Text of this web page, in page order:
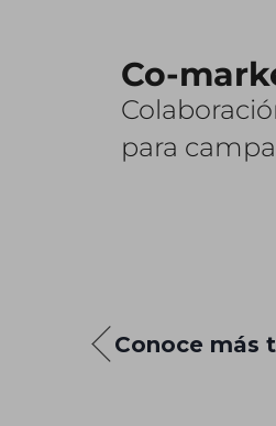
Co-
para
Conoce más